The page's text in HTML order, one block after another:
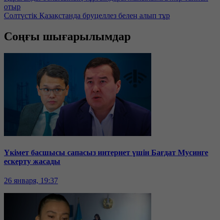
отыр
Солтүстік Қазақстанда бруцеллез белең алып тұр
Соңғы шығарылымдар
Үкімет басшысы сапасыз интернет үшін Бағдат Мусинге
ескерту жасады
26 января, 19:37